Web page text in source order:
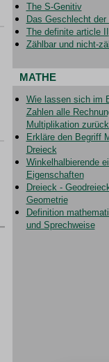
The S-Genitiv
Das Geschlecht der
The definite article II
Zählbar und nicht-
MATHE
Wie lassen sich im
Zahlen alle
Multiplikation
Erkläre den Begriff
Dreieck
Winkelhalbierende
Eigenschaften
Dreieck -
Geometrie
Definition
und Sprechweise